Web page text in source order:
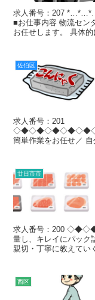
求人番号：207
■お仕事内容 物流セン
お任せします。 具体
佐伯区
求人番号：201
簡単作業をお任せ／
廿日市市
求人番号：200
量し、キレイにパック
親切・丁寧に教えてい
西区